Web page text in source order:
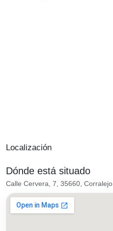
Localización
Dónde está situado
Calle Cervera, 7, 35660, Corralejo